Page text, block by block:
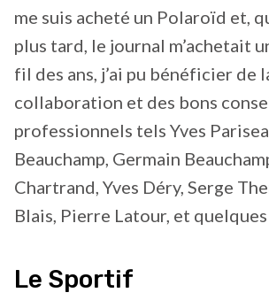
me suis acheté un Polaroïd et,
plus tard, le journal m’achetait
fil des ans, j’ai pu bénéficier de
collaboration et des bons
professionnels tels Yves
Beauchamp, Germain
Chartrand, Yves Déry, Serge
Blais, Pierre Latour, et quelques
Le Sportif